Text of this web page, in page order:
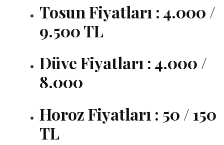
Tosun Fiyatları : 4.000 /
9.500 TL
Düve Fiyatları : 4.000 /
8.000
Horoz Fiyatları : 50 / 150
TL